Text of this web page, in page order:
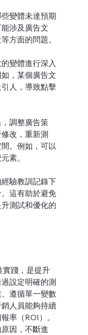
變體未達預期
涉及廣告文
方面的問題。
變體進行深入
，某個廣告文
人，導致點擊
調整廣告策
改，重新測
。例如，可以
素。
驗教訓記錄下
這有助於避免
測試和優化的
踐，是提升
設定明確的測
遵循單一變數
人員能夠持續
率（ROI）。
因，不斷進